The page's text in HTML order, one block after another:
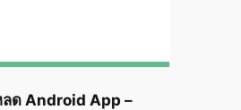
ลด Android App –